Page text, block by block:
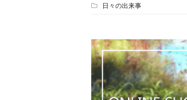
日々の出来事